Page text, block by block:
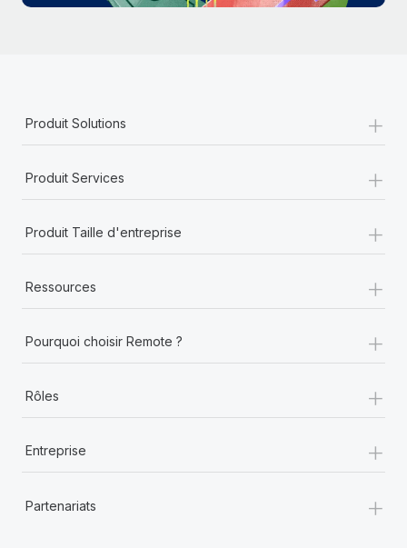
Produit Solutions +
Produit Services +
Produit Taille d'entreprise +
Ressources +
Pourquoi choisir Remote ? +
Rôles +
Entreprise +
Partenariats +